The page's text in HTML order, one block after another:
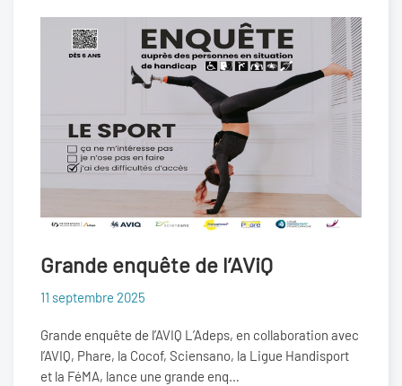
Grande enquête de l’AViQ
11 septembre 2025
Grande enquête de l’AVIQ L’Adeps, en collaboration avec
l’AVIQ, Phare, la Cocof, Sciensano, la Ligue Handisport
et la FéMA, lance une grande enq…